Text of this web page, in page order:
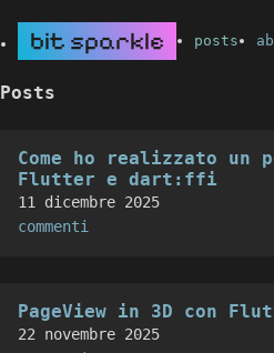
bit sparkle posts
Posts
Come ho realizzato un
Flutter e dart:ffi
11 dicembre 2025
commenti
PageView in 3D con
22 novembre 2025